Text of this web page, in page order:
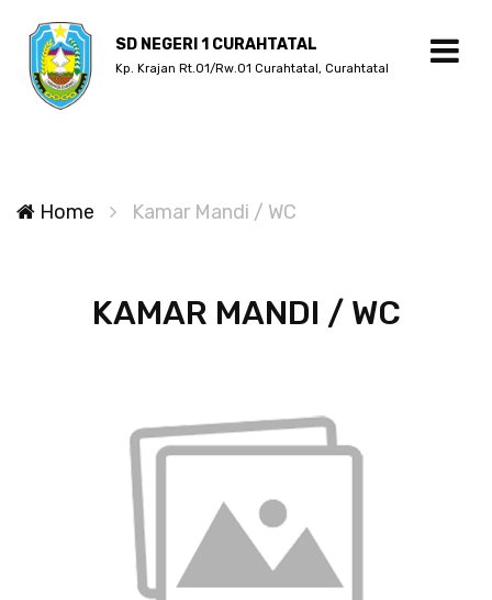
SD NEGERI 1 CURAHTATAL
Kp. Krajan Rt.01/Rw.01 Curahtatal, Curahtatal
Home Kamar Mandi / WC
KAMAR MANDI / WC